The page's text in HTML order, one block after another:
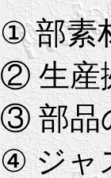
① 部素
② 生産
③ 部品
④ ジャ